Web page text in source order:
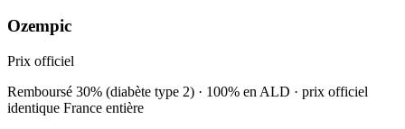
Ozempic
Prix officiel
Remboursé 30% (diabète type 2) · 100% en ALD · prix officiel
identique France entière